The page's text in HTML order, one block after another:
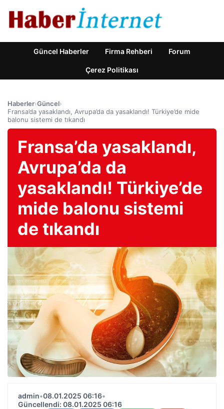
Güncel Haberler Firma Rehberi Forum
Çerez Politikası
Haberler›Güncel›
Fransa’da yasaklandı, Avrupa’da da yasaklandı! Türkiye’de mide
balonu sistemi de tıkandı
Fransa’da yasaklandı,
Avrupa’da da
yasaklandı! Türkiye’de
mide balonu sistemi
de tıkandı
admin•08.01.2025 06:16•
Güncellendi: 08.01.2025 06:16